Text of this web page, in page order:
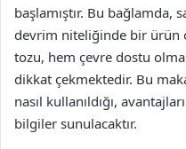
başlamıştır. Bu bağlamda,
devrim niteliğinde bir ürün
tozu, hem çevre dostu
dikkat çekmektedir. Bu
nasıl kullanıldığı,
bilgiler sunulacaktır.